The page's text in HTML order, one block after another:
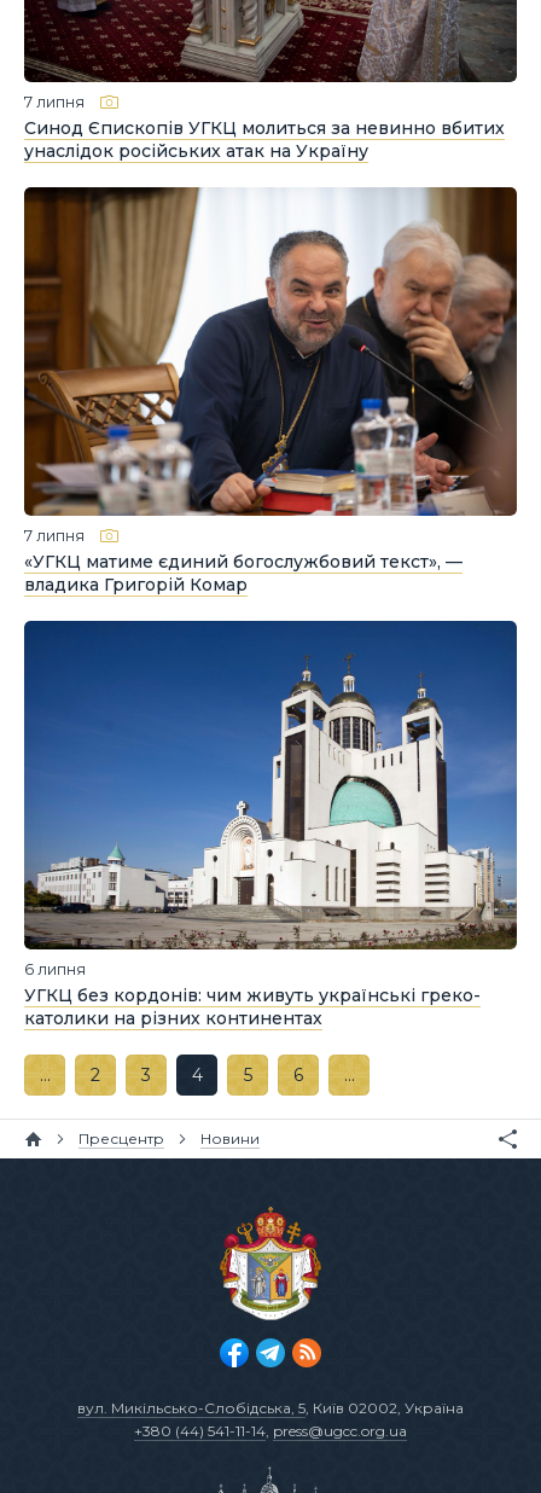
7 липня
Синод Єпископів УГКЦ молиться за невинно вбитих
унаслідок російських атак на Україну
7 липня
«УГКЦ матиме єдиний богослужбовий текст», —
владика Григорій Комар
6 липня
УГКЦ без кордонів: чим живуть українські греко-
католики на різних континентах
… 2 3 4 5 6 …
Пресцентр Новини
вул. Микільсько-Слобідська, 5, Київ 02002, Україна
+380 (44) 541-11-14, press@ugcc.org.ua